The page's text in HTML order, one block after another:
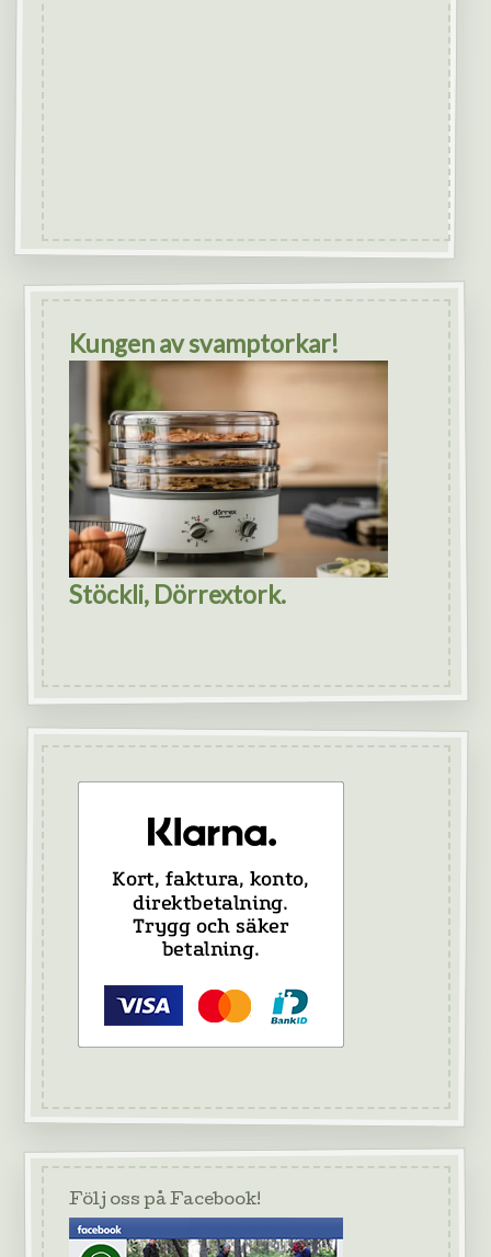
Kungen av svamptorkar!
Stöckli, Dörrextork.
Följ oss på Facebook!